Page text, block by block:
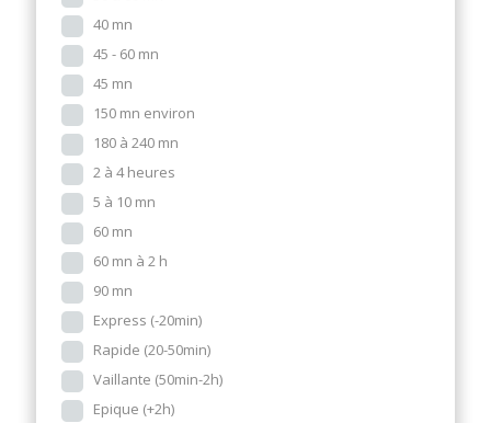
40 mn
45 - 60 mn
45 mn
150 mn environ
180 à 240 mn
2 à 4 heures
5 à 10 mn
60 mn
60 mn à 2 h
90 mn
Express (-20min)
Rapide (20-50min)
Vaillante (50min-2h)
Epique (+2h)